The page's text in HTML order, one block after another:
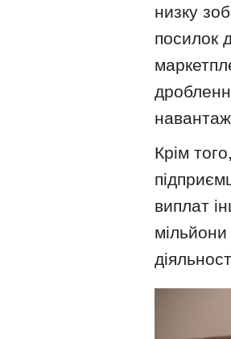
низку
посилок
Крім
виплат